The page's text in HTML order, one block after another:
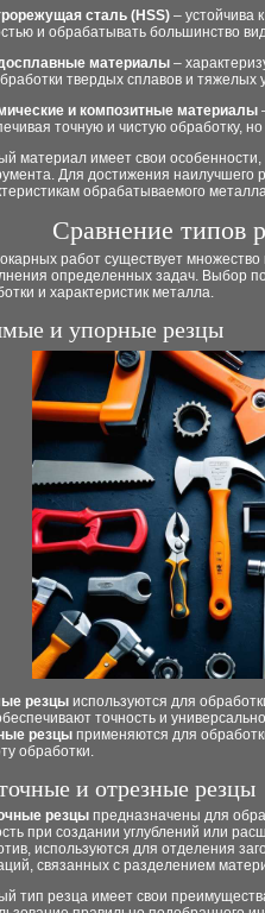
сталь (HSS) – устойчива
и обрабатывать большинство
материалы –
твердых сплавов и тяжелых
и композитные материалы
точную и чистую обработку,
материал имеет свои
Для достижения наилучшего
обрабатываемого
Сравнение типов
работ существует
определенных задач. Выбор
и характеристик металла.
и упорные резцы
резцы используются для
точность и
резцы применяются для
обработки.
и отрезные резцы
резцы предназначены для
при создании углублений или
используются для отделения
связанных с разделением
тип резца имеет свои